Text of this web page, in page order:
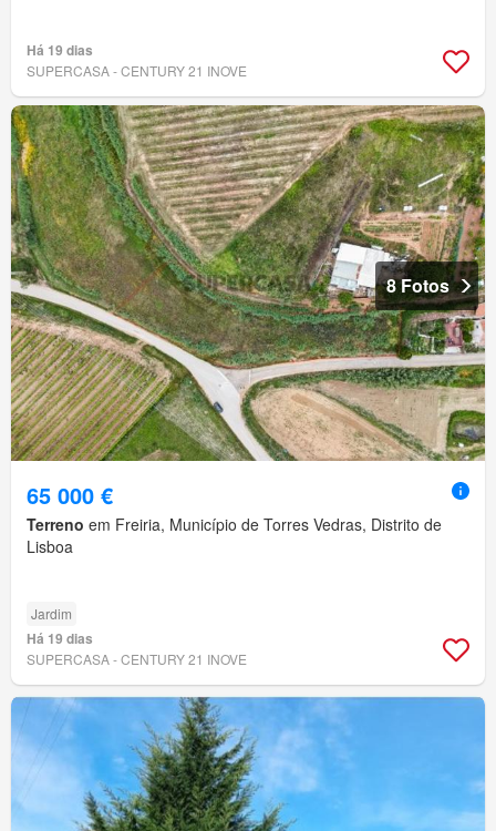
Há 19 dias
SUPERCASA - CENTURY 21 INOVE
8 Fotos
65 000 €
Terreno em Freiria, Município de Torres Vedras, Distrito de
Lisboa
Jardim
Há 19 dias
SUPERCASA - CENTURY 21 INOVE